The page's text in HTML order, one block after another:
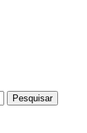
Pesquisar